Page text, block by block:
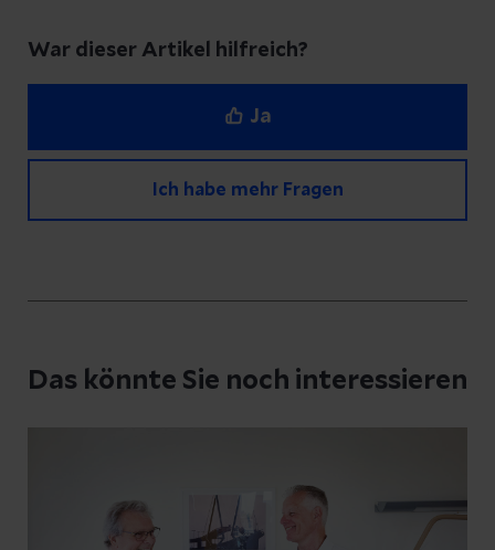
War dieser Artikel hilfreich?
Ja
Ich habe mehr Fragen
Schreiben Sie uns eine Nachricht und geben
Sie Ihre E-Mail-Adresse an, damit wir uns bei
Ihre Fragen zum Artikel
Das könnte Sie noch interessieren